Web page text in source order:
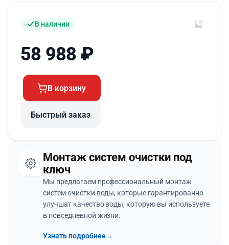
В наличии
58 988 ₽
В корзину
Быстрый заказ
Монтаж систем очистки под
ключ
Мы предлагаем профессиональный монтаж
систем очистки воды, которые гарантированно
улучшат качество воды, которую вы используете
в повседневной жизни.
Узнать подробнее→